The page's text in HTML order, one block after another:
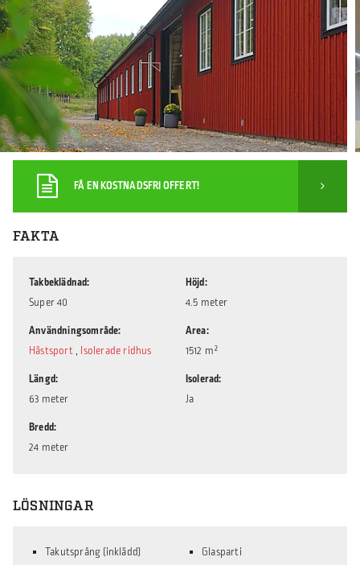
FÅ EN KOSTNADSFRI OFFERT!
FAKTA
Takbeklädnad
Super 40
Användningsområde
Hästsport , Isolerade ridhus
Längd
63 meter
Bredd
24 meter
Höjd
4.5 meter
Area
1512 m²
Isolerad
Ja
LÖSNINGAR
Takutsprång (inklädd)
Glasparti